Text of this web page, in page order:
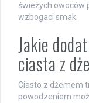
świeżych owoców
wzbogaci smak.
Jakie
ciasta z
Ciasto z dżemem
powodzeniem